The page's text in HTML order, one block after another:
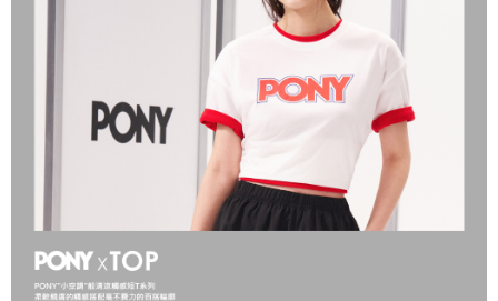
３．收到繳費通知簡訊後14天內，點擊此簡訊中的連結，可透過四大超商／
ATM／網路銀行／等多元方式進行付款，方視為交易完成。
※ 請注意：結帳手續完成當下不需立刻繳費，但若您需要取消訂單，請聯絡
購買商品的店家。未經商家同意取消之訂單仍視為有效，需透過AFTEE先享
※ 交易是否成功請以「AFTEE先享後付 」之結帳頁面顯示為準，若有關於
是否繳費成功／繳費後需取消欲退款等相關疑問，請聯繫「AFTEE先享後付
https://netprotections.freshdesk.com/support/home
１．透過由恩沛科技股份有限公司提供之「AFTEE先享後付」服務完成之交
易，需依本服務之必要範圍內提供個人資料，並將交易相關給付款項請求債
權轉讓予恩沛科技股份有限公司。
２．關於個人資料處理事宜，請瀏覽以下網址：
https://aftee.tw/terms/#terms3